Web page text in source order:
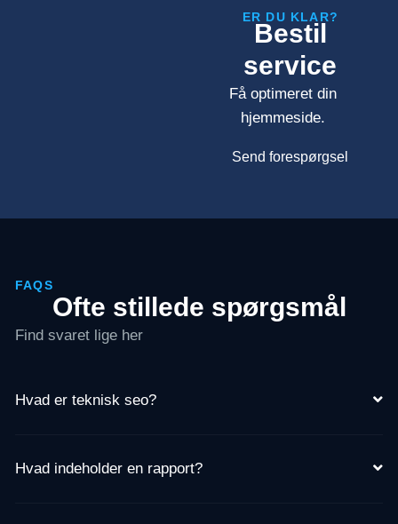
ER DU KLAR?
Bestil
service
Få optimeret din
hjemmeside.
Send forespørgsel
FAQS
Ofte stillede spørgsmål
Find svaret lige her
Hvad er teknisk seo?
Hvad indeholder en rapport?